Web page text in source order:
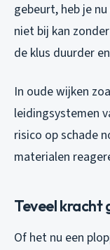
gebeurt, heb je
niet bij kan
de klus duurder
In oude wijken
leidingsystemen
risico op schade
materialen
Teveel kracht
Of het nu een